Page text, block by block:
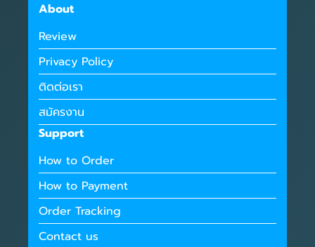
About
Review
Privacy Policy
ติดต่อเรา
สมัครงาน
Support
How to Order
How to Payment
Order Tracking
Contact us